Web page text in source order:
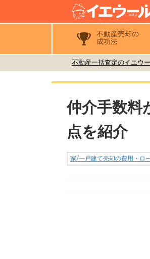
不動産売却の
成功法
不動産一括査定のイエウ
仲介手数料
点を紹介
家/一戸建て売却の費用・ロ